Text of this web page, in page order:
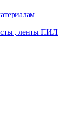
, ленты ПИЛ